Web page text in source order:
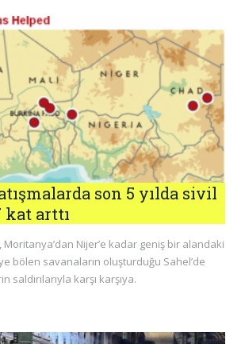
son 5 yılda sivil
arttı
Moritanya’dan Nijer’e kadar geniş bir alandaki
bölen savanaların oluşturduğu Sahel’de
saldırılarıyla karşı karşıya.